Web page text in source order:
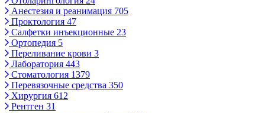
Анестезия и реанимация 705
Проктология 47
Салфетки инъекционные 23
Ортопедия 5
Переливание крови 3
Лаборатория 443
Стоматология 1379
Перевязочные средства 350
Хирургия 612
Рентген 31